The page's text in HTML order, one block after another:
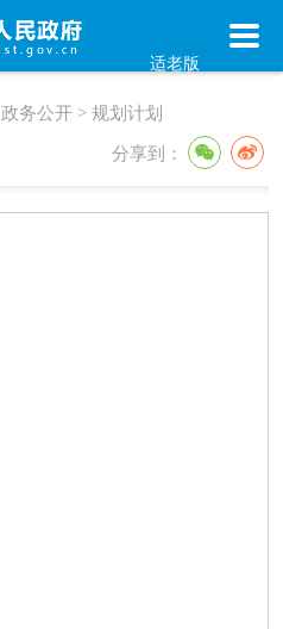
适老版
政务公开 > 规划计划
分享到：